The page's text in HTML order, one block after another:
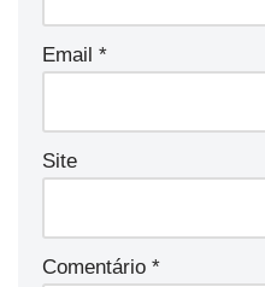
Email *
Site
Comentário *